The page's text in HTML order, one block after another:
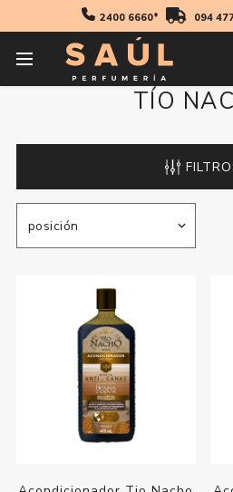
2400 6660* 094
TÍO